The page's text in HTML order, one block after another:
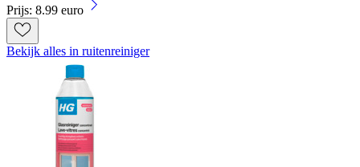
Prijs: 8.99 euro
Bekijk alles in ruitenreiniger